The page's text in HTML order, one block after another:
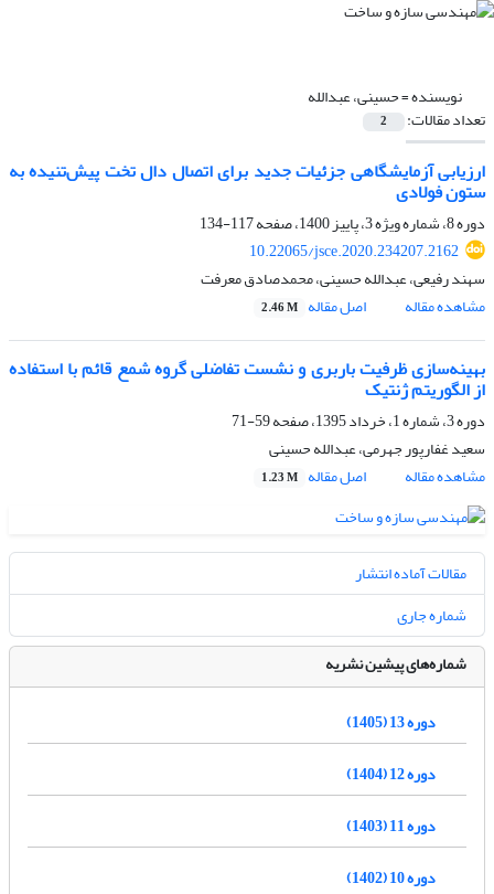
نویسنده =حسینی، عبدالله
تعداد مقالات: 2
ارزیابی آزمایشگاهی جزئیات جدید برای اتصال دال تخت پیش‌تنیده به
ستون فولادی
دوره 8، شماره ویژه 3، پاییز 1400، صفحه
117-134
10.22065/jsce.2020.234207.2162
سهند رفیعی، عبدالله حسینی، محمدصادق معرفت
مشاهده مقاله
اصل مقاله 2.46 M
بهینه‌سازی ظرفیت باربری و نشست تفاضلی گروه شمع قائم با استفاده
از الگوریتم ژنتیک
دوره 3، شماره 1، خرداد 1395، صفحه
59-71
سعید غفارپور جهرمی، عبدالله حسینی
مشاهده مقاله
اصل مقاله 1.23 M
مقالات آماده انتشار
شماره جاری
شماره‌های پیشین نشریه
دوره 13 (1405)
دوره 12 (1404)
دوره 11 (1403)
دوره 10 (1402)